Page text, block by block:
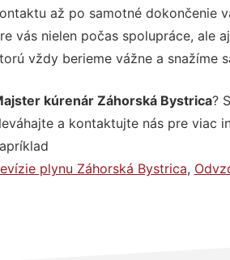
až po samotné dokončenie
vás nielen počas spolupráce, ale
vždy berieme vážne a snažíme
kúrenár Záhorská Bystrica?
a kontaktujte nás pre viac
plynu Záhorská Bystrica,